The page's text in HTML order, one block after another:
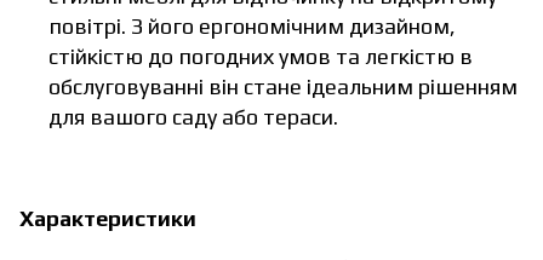
повітрі. З його ергономічним дизайном,
стійкістю до погодних умов та легкістю в
обслуговуванні він стане ідеальним рішенням
для вашого саду або тераси.
Характеристики